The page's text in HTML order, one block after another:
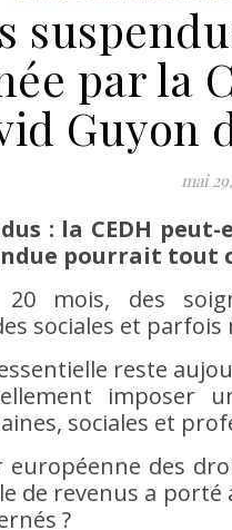
par la
Guyon
mai
: la CEDH
pourrait tout
mois, des
sociales et parfois
reste
imposer
sociales et
des
de revenus a
?